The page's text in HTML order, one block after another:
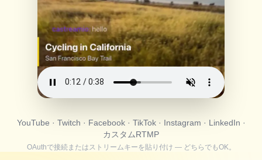
YouTube · Twitch · Facebook · TikTok · Instagram · LinkedIn ·
カスタムRTMP
OAuthで接続またはストリームキーを貼り付け — どちらでもOK。